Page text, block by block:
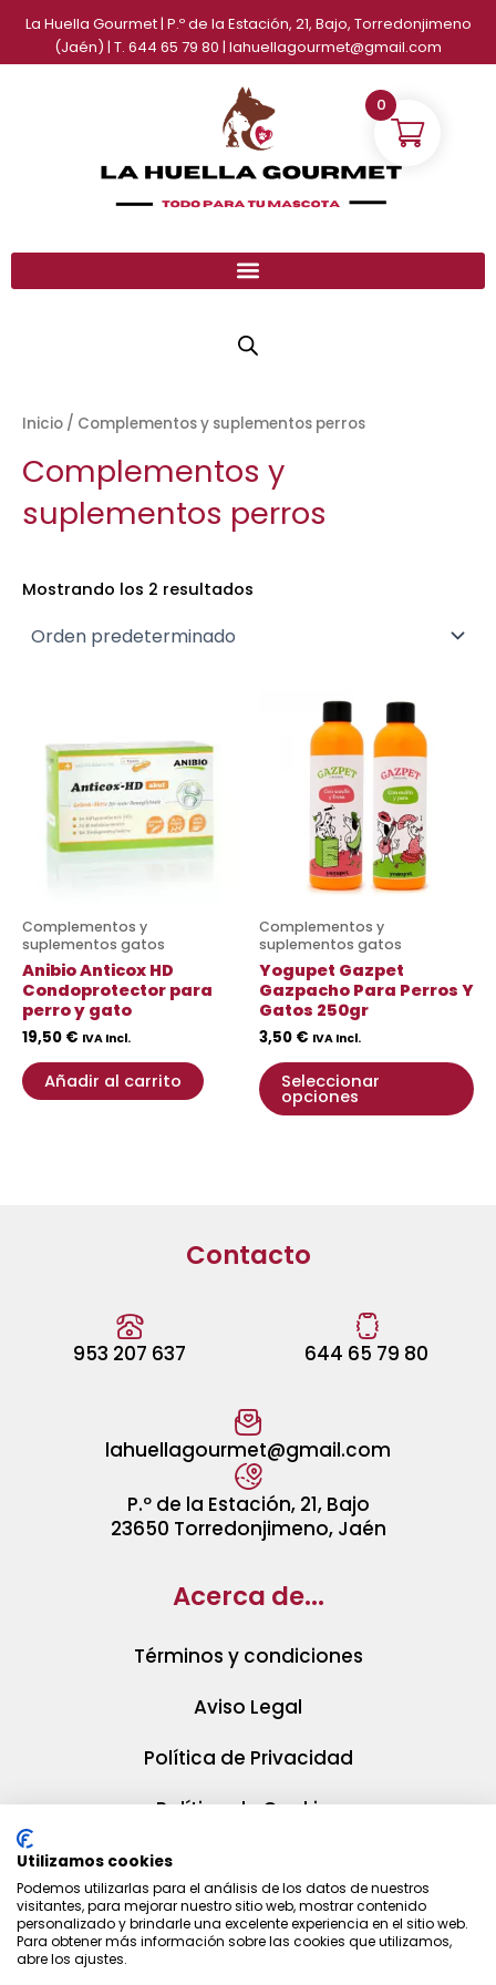
contenido
La Huella Gourmet | P.º de la Estación, 21, Bajo, Torredonjimeno
(Jaén) | T. 644 65 79 80 | lahuellagourmet@gmail.com
Inicio / Complementos y suplementos perros
Complementos y
suplementos perros
Mostrando los 2 resultados
Complementos y
suplementos gatos
Anibio Anticox HD
Condoprotector para
perro y gato
19,50 € IVA Incl.
Añadir al carrito
Complementos y
suplementos gatos
Yogupet Gazpet
Gazpacho Para Perros Y
Gatos 250gr
3,50 € IVA Incl.
Seleccionar
opciones
Contacto
953 207 637 644 65 79 80
lahuellagourmet@gmail.com
P.º de la Estación, 21, Bajo
23650 Torredonjimeno, Jaén
Acerca de...
Términos y condiciones
Aviso Legal
Política de Privacidad
Política de Cookies
0
Utilizamos cookies
Podemos utilizarlas para el análisis de los datos de nuestros
visitantes, para mejorar nuestro sitio web, mostrar contenido
personalizado y brindarle una excelente experiencia en el sitio web.
Para obtener más información sobre las cookies que utilizamos,
abre los ajustes.